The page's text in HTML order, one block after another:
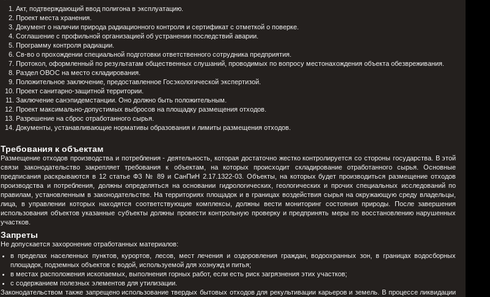
Акт, подтверждающий ввод полигона в эксплуатацию.
Проект места хранения.
Документ о наличии природа радиационного контроля и сертификат с отметкой о поверке.
Соглашение с профильной организацией об устранении последствий аварии.
Программу контроля радиации.
Св-во о прохождении специальной подготовки ответственного сотрудника предприятия.
Протокол, оформленный по результатам общественных слушаний, проводимых по вопросу местонахождения объекта обезвреживания.
Раздел ОВОС на место складирования.
Положительное заключение, предоставленное Госэкологической экспертизой.
Проект санитарно-защитной территории.
Заключение санэпидемстанции. Оно должно быть положительным.
Проект максимально-допустимых выбросов на площадку размещения отходов.
Разрешение на сброс отработанного сырья.
Документы, устанавливающие нормативы образования и лимиты размещения отходов.
Требования к объектам
Размещение отходов производства и потребления - деятельность, которая достаточно жестко контролируется со стороны государства. В этой
связи законодательство закрепляет требования к объектам, на которых происходит складирование отработанного сырья. Основные
предписания раскрываются в 12 статье ФЗ № 89 и СанПиН 2.17.1322-03. Объекты, на которых будет производиться размещение отходов
производства и потребления, должны определяться на основании гидрологических, геологических и прочих специальных исследований по
правилам, установленным в законодательстве. На территориях площадок и в границах воздействия сырья на окружающую среду владельцы,
лица, в управлении которых находятся соответствующие комплексы, должны вести мониторинг состояния природы. После завершения
использования объектов указанные субъекты должны провести контрольную проверку и предпринять меры по восстановлению нарушенных
участков.
Запреты
Не допускается захоронение отработанных материалов:
в пределах населенных пунктов, курортов, лесов, мест лечения и оздоровления граждан, водоохранных зон, в границах водосборных
площадок, подземных объектов с водой, используемой для хознужд и питья;
в местах расположения ископаемых, выполнения горных работ, если есть риск загрязнения этих участков;
с содержанием полезных элементов для утилизации.
Законодательством также запрещено использование твердых бытовых отходов для рекультивации карьеров и земель. В процессе ликвидации